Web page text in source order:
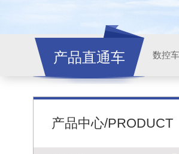
产品直通车
产品中心/PRODUCT